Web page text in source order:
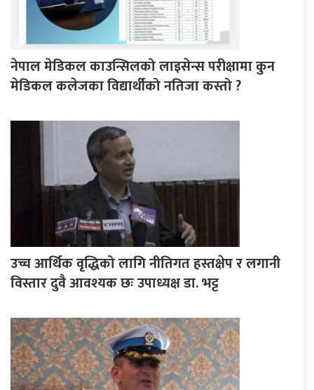
नेपाल मेडिकल काउन्सिलको लाइसेन्स परीक्षामा कुन
मेडिकल कलेजका विद्यार्थीको नतिजा कस्तो ?
उच्च आर्थिक वृद्धिको लागि नीतिगत हस्तक्षेप र लगानी
विस्तार दुवै आवश्यक छः उपाध्यक्ष डा. भट्ट